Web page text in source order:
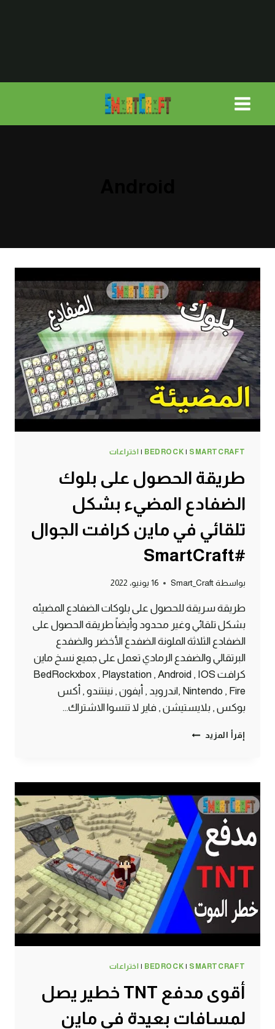
BEDROCK | SMARTCRAFT
| اختراعات
طريقة الحصول على بلوك
الضفادع المضيء بشكل
تلقائي في ماين كرافت الجوال
#SmartCraft
بواسطة Smart_Craft 16 يونيو، 2022
طريقة سريقة للحصول على بلوكات الضفادع المضيئه
بشكل تلقائي وغير محدود وأيضاً طريقة الحصول على
الضفادع الثلاثة الملونة الضفدع الأخضر والضفدع
البرتقالي والضفدع الرمادي تعمل على جميع نسخ ماين
كرافت BedRockxbox , Playstation , Android , IOS
, Nintendo , Fireاندرويد , أيفون , نينتندو , أكس
بوكس , بلايستيشن , فاير لا تنسوا الاشتراك…
إقرأ المزيد طريقة
الضفادع
المضيء
بشكل
تلقائي
في
ماين
كرافت
الجوال
#SMARTCRAFT
BEDROCK | SMARTCRAFT
| اختراعات
أقوى مدفع TNT خطير يصل
لمسافات بعيدة في ماين